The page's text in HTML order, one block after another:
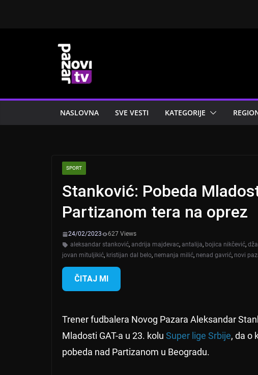
NASLOVNA SVE VESTI KATEGORIJE
SPORT
Stanković: Pobeda
Partizanom tera na oprez
24/02/2023
627 Views
aleksandar stanković, andrija majdevac, antalija, bojica nikčević,
jovan mituljikić, kristijan dal belo, nemanja milić, nenad gavrić, novi
ČITAJ MI
Trener fudbalera Novog Pazara Aleksandar
Mladosti GAT-a u 23. kolu Super lige Srbije, da o
pobeda nad Partizanom u Beogradu.